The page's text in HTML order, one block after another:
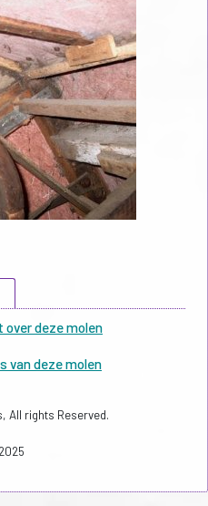
over deze molen
van deze molen
All rights Reserved.